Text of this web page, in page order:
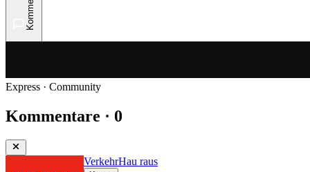
Express · Community
Kommentare · 0
VerkehrHau raus